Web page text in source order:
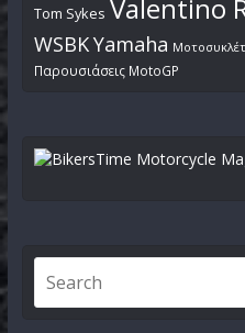
Tom Sykes Valentino
WSBKYamaha
Παρουσιάσεις MotoGP